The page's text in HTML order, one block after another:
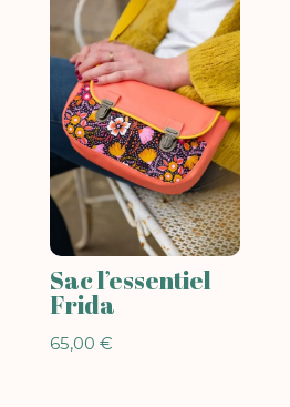
79,00 €.
71,10 €.
Sac l’essentiel
Frida
65,00 €